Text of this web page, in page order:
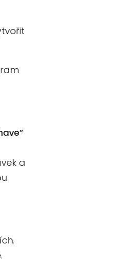
a
.